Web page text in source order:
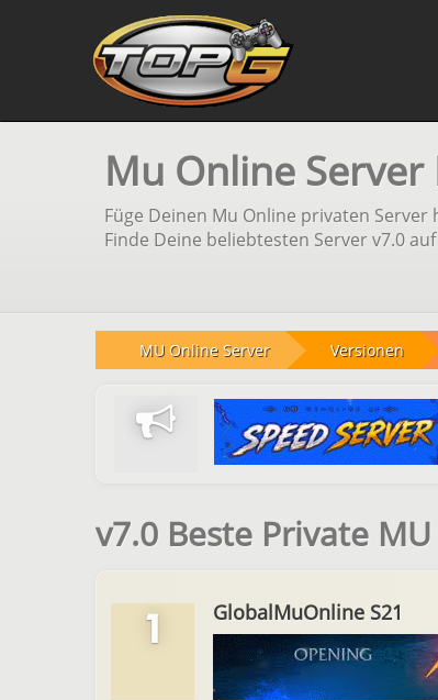
Mu Online
Füge Deinen Mu Online privaten
Finde Deine beliebtesten Server v7.0
MU Online Server Versionen
v7.0 Beste Private
1 GlobalMuOnline S21